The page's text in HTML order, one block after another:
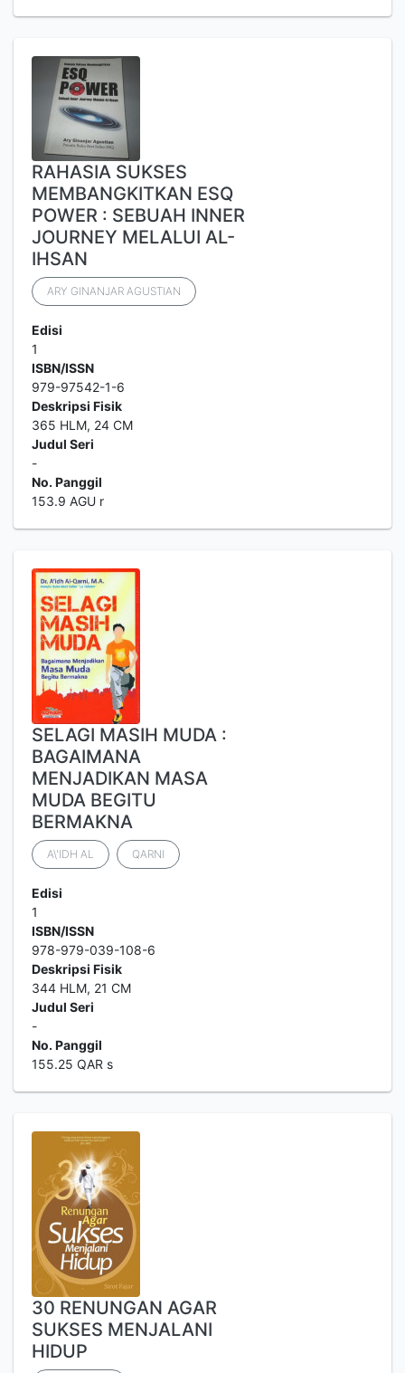
RAHASIA SUKSES
MEMBANGKITKAN ESQ
POWER : SEBUAH INNER
JOURNEY MELALUI AL-
IHSAN
ARY GINANJAR AGUSTIAN
Edisi
1
ISBN/ISSN
979-97542-1-6
Deskripsi Fisik
365 HLM, 24 CM
Judul Seri
-
No. Panggil
153.9 AGU r
SELAGI MASIH MUDA :
BAGAIMANA
MENJADIKAN MASA
MUDA BEGITU
BERMAKNA
A\'IDH AL QARNI
Edisi
1
ISBN/ISSN
978-979-039-108-6
Deskripsi Fisik
344 HLM, 21 CM
Judul Seri
-
No. Panggil
155.25 QAR s
30 RENUNGAN AGAR
SUKSES MENJALANI
HIDUP